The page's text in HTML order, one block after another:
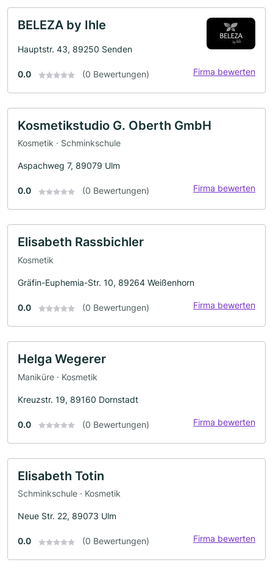
BELEZA by Ihle
Hauptstr. 43, 89250 Senden
0.0 (0 Bewertungen) Firma bewerten
Kosmetikstudio G. Oberth GmbH
Kosmetik · Schminkschule
Aspachweg 7, 89079 Ulm
0.0 (0 Bewertungen) Firma bewerten
Elisabeth Rassbichler
Kosmetik
Gräfin-Euphemia-Str. 10, 89264 Weißenhorn
0.0 (0 Bewertungen) Firma bewerten
Helga Wegerer
Maniküre · Kosmetik
Kreuzstr. 19, 89160 Dornstadt
0.0 (0 Bewertungen) Firma bewerten
Elisabeth Totin
Schminkschule · Kosmetik
Neue Str. 22, 89073 Ulm
0.0 (0 Bewertungen) Firma bewerten